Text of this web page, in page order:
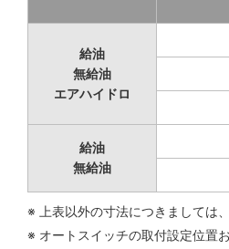
給油
無給油
エアハイドロ
給油
無給油
※ 上表以外の寸法につきましては
※ オートスイッチの取付設定位置